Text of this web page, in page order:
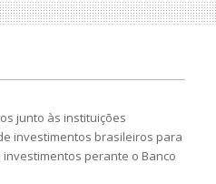
junto às instituições
investimentos brasileiros para
perante o Banco